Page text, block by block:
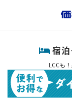
宿泊
LCCも